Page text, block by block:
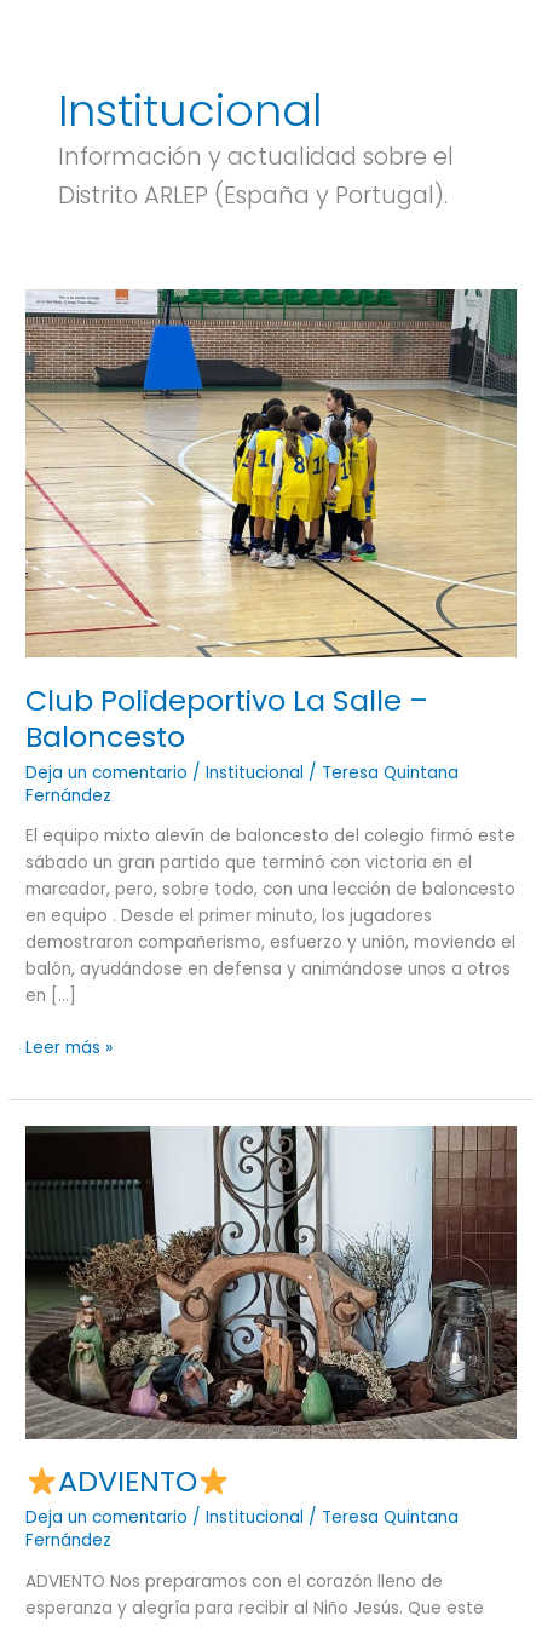
Institucional
Información y actualidad sobre el
Distrito ARLEP (España y Portugal).
Club Polideportivo La Salle –
Baloncesto
Deja un comentario /Institucional / Teresa Quintana
Fernández
El equipo mixto alevín de baloncesto del colegio firmó este
sábado un gran partido que terminó con victoria en el
marcador, pero, sobre todo, con una lección de baloncesto
en equipo . Desde el primer minuto, los jugadores
demostraron compañerismo, esfuerzo y unión, moviendo el
balón, ayudándose en defensa y animándose unos a otros
en […]
Club
Polideportivo
La
Salle
–
Baloncesto
Leer más »
ADVIENTO
Deja un comentario /Institucional / Teresa Quintana
Fernández
ADVIENTO Nos preparamos con el corazón lleno de
esperanza y alegría para recibir al Niño Jesús. Que este